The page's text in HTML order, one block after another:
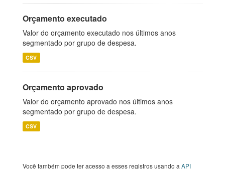
Orçamento executado
Valor do orçamento executado nos últimos anos
segmentado por grupo de despesa.
CSV
Orçamento aprovado
Valor do orçamento aprovado nos últimos anos
segmentado por grupo de despesa.
CSV
Você também pode ter acesso a esses registros usando a API